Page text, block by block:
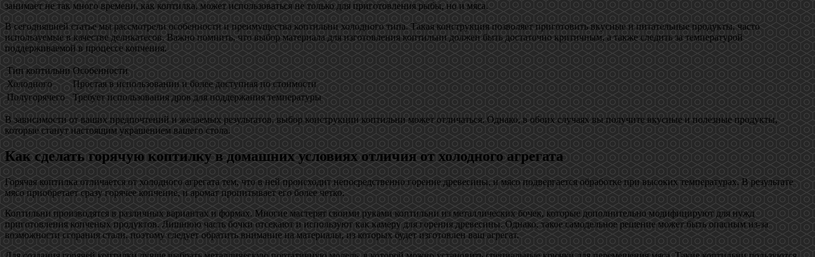
занимает не так много времени, как коптилка, может использоваться не только для приготовления рыбы, но и мяса.
В сегодняшней статье мы рассмотрели особенности и преимущества коптильни холодного типа. Такая конструкция позволяет приготовить вкусные и питательные продукты, часто
используемые в качестве деликатесов. Важно помнить, что выбор материала для изготовления коптильни должен быть достаточно критичным, а также следить за температурой
поддерживаемой в процессе копчения.
Тип коптильни Особенности
Холодного
Простая в использовании и более доступная по стоимости
Полугорячего
Требует использования дров для поддержания температуры
В зависимости от ваших предпочтений и желаемых результатов, выбор конструкции коптильни может отличаться. Однако, в обоих случаях вы получите вкусные и полезные продукты,
которые станут настоящим украшением вашего стола.
Как сделать горячую коптилку в домашних условиях отличия от холодного агрегата
Горячая коптилка отличается от холодного агрегата тем, что в ней происходит непосредственно горение древесины, и мясо подвергается обработке при высоких температурах. В результате
мясо приобретает сразу горячее копчение, и аромат пропитывает его более четко.
Коптильни производятся в различных вариантах и формах. Многие мастерят своими руками коптильни из металлических бочек, которые дополнительно модифицируют для нужд
приготовления копченых продуктов. Лишнюю часть бочки отсекают и используют как камеру для горения древесины. Однако, такое самодельное решение может быть опасным из-за
возможности сгорания стали, поэтому следует обратить внимание на материалы, из которых будет изготовлен ваш агрегат.